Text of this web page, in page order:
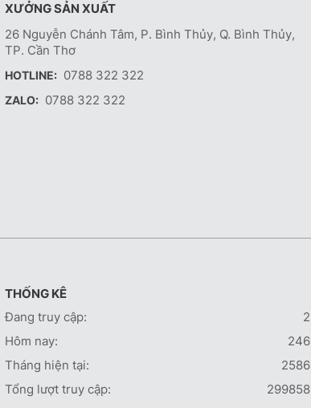
XƯỞNG SẢN XUẤT
26 Nguyễn Chánh Tâm, P. Bình Thủy, Q. Bình Thủy,
TP. Cần Thơ
HOTLINE: 0788 322 322
ZALO: 0788 322 322
THỐNG KÊ
Đang truy cập:
2
Hôm nay:
246
Tháng hiện tại:
2586
Tổng lượt truy cập:
299858